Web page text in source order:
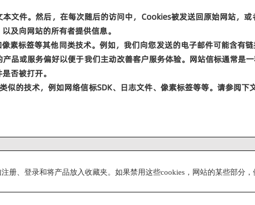
文件。然后，在每次随后的访问中， Cookies被发送回原始网站，
及向网站的所有者提供信息。
素标签等其他同类技术。例如，我们向您发送的电子邮件可能含有
品或服务偏好以便于我们主动改善客户服务体验。网站信标通常是
否被打开。
似的技术，例如网络信标SDK、日志文件、像素标签等等。请参阅下
册、登录和将产品放入收藏夹。如果禁用这些cookies ，网站的某些部分